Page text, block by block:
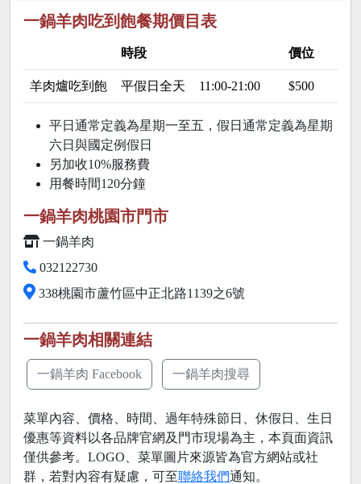
一鍋羊肉吃到飽餐期價目表
時段 價位
羊肉爐吃到飽 平假日全天 11:00-21:00 $500
平日通常定義為星期一至五，假日通常定義為星期
六日與國定例假日
另加收10%服務費
用餐時間120分鐘
一鍋羊肉桃園市門市
一鍋羊肉
032122730
338桃園市蘆竹區中正北路1139之6號
一鍋羊肉相關連結
一鍋羊肉 Facebook 一鍋羊肉搜尋
菜單內容、價格、時間、過年特殊節日、休假日、生日
優惠等資料以各品牌官網及門市現場為主，本頁面資訊
僅供參考。LOGO、菜單圖片來源皆為官方網站或社
群，若對內容有疑慮，可至聯絡我們通知。